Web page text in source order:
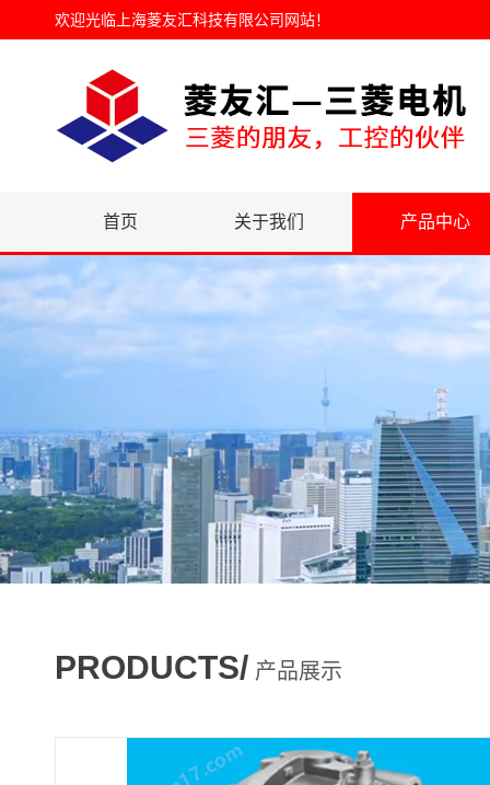
欢迎光临 上海菱友汇科技有限公司网站！
首页 关于我们 产品中心
PRODUCTS/ 产品展示